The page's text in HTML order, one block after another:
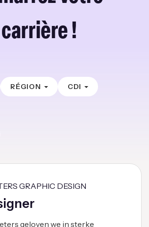
carrière !
RÉGION CDI
GRAPHIC DESIGN
geloven we in sterke